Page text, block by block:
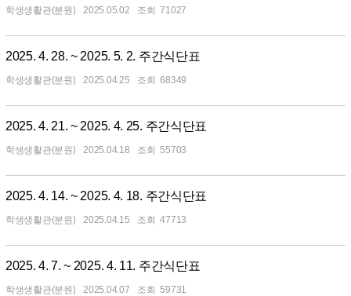
학생생활관(분원) 2025.05.02 71027
2025. 4. 28. ~ 2025. 5. 2. 주간식단표
학생생활관(분원) 2025.04.25 68349
2025. 4. 21. ~ 2025. 4. 25. 주간식단표
학생생활관(분원) 2025.04.18 55703
2025. 4. 14. ~ 2025. 4. 18. 주간식단표
학생생활관(분원) 2025.04.15 47713
2025. 4. 7. ~ 2025. 4. 11. 주간식단표
학생생활관(분원) 2025.04.07 59731